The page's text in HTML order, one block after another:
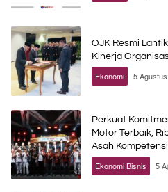
OJK Resmi
Kinerja
Ekonomi 5
Perkuat
Motor Terbaik,
Asah
Ekonomi Bisnis 5